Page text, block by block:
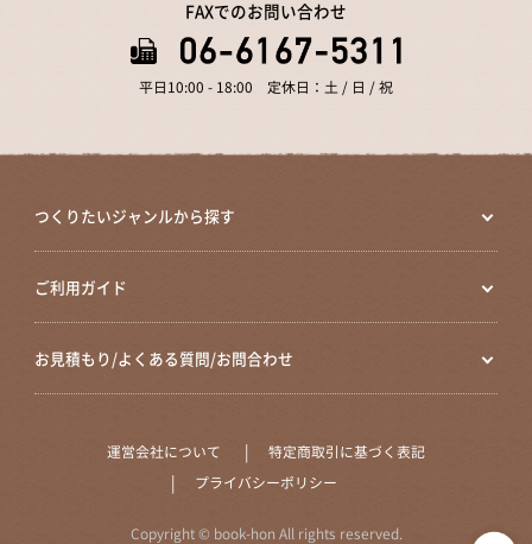
FAXでのお問い合わせ
平日10:00 - 18:00 定休日：土 / 日 / 祝
つくりたいジャンルから探す
ご利用ガイド
お見積もり/よくある質問/お問合わせ
運営会社について 特定商取引に基づく表記
プライバシーポリシー
Copyright © book-hon All rights reserved.